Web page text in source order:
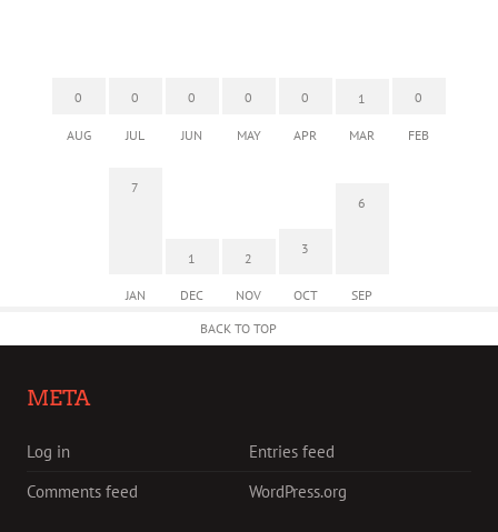
0
AUG
0
JUL
0
JUN
0
MAY
0
APR
1
MAR
0
FEB
7
JAN
1
DEC
2
NOV
3
OCT
6
SEP
BACK TO TOP
META
Log in
Entries feed
Comments feed
WordPress.org